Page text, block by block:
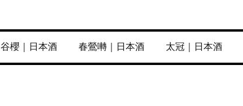
谷櫻｜日本酒 春鶯囀｜日本酒 太冠｜日本酒